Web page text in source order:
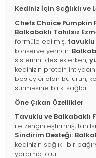
Kediniz İçin Sağlıklı ve
Chefs Choice Pumpkin
Balkabaklı Tahılsız
formüle edilmiş, tavuklu
konserve yemdir.
sistemini desteklerken,
kedinizin protein
besleyici olan bu ürün,
sürmesine katkı sağlar.
Öne Çıkan Özellikler
Tavuklu ve Balkabaklı
ile zenginleştirilmiş,
Sindirim Desteği:
kedinizin sağlıklı bir
yardımcı olur.